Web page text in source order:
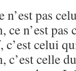
pas
ce n’est
celui
c’est celle